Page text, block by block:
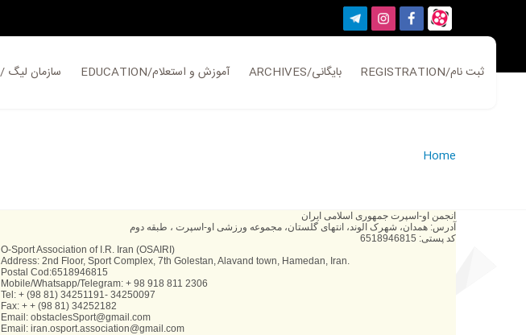
LEAGUE / سازمان لیگ EDUCATION/آموزش و استعلام ARCHIVES/بایگانی REGISTRATION/ثبت نام
Home
انجمن او-اسپرت جمهوری اسلامی ایران
آدرس: همدان، شهرک الوند، انتهای گلستان، مجموعه ورزشی او-اسپرت ، طبقه دوم
کد پستی: 6518946815
O-Sport Association of I.R. Iran (OSAIRI)
Address: 2nd Floor, Sport Complex, 7th Golestan, Alavand town, Hamedan, Iran.
Postal Cod:6518946815
Mobile/Whatsapp/Telegram: + 98 918 811 2306
Tel: + (98 81) 34251191- 34250097
Fax: + + (98 81) 34252182
Email: obstaclesSport@gmail.com
Email: iran.osport.association@gmail.com